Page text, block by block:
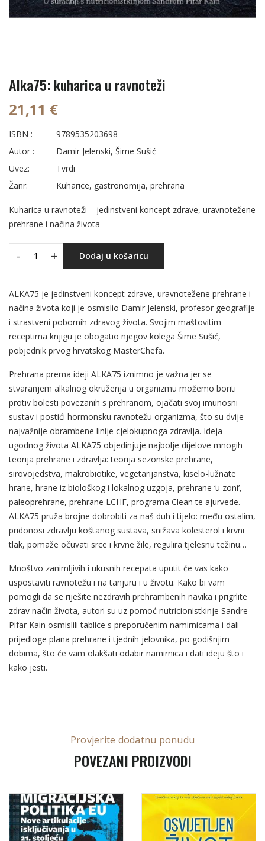
Alka75: kuharica u ravnoteži
21,11 €
ISBN :
9789535203698
Autor :
Damir Jelenski, Šime Sušić
Uvez:
Tvrdi
Žanr:
Kuharice, gastronomija, prehrana
Kuharica u ravnoteži – jedinstveni koncept zdrave, uravnotežene
prehrane i načina života
- + Dodaj u košaricu
ALKA75 je jedinstveni koncept zdrave, uravnotežene prehrane i
načina života koji je osmislio Damir Jelenski, profesor geografije
i strastveni pobornih zdravog života. Svojim maštovitim
receptima knjigu je obogatio njegov kolega Šime Sušić,
pobjednik prvog hrvatskog MasterChefa.
Prehrana prema ideji ALKA75 iznimno je važna jer se
stvaranjem alkalnog okruženja u organizmu možemo boriti
protiv bolesti povezanih s prehranom, ojačati svoj imunosni
sustav i postići hormonsku ravnotežu organizma, što su dvije
najvažnije obrambene linije cjelokupnoga zdravlja. Ideja
ugodnog života ALKA75 objedinjuje najbolje dijelove mnogih
teorija prehrane i zdravlja: teorija sezonske prehrane,
sirovojedstva, makrobiotike, vegetarijanstva, kiselo-lužnate
hrane, hrane iz biološkog i lokalnog uzgoja, prehrane ‘u zoni’,
paleoprehrane, prehrane LCHF, programa Clean te ajurvede.
ALKA75 pruža brojne dobrobiti za naš duh i tijelo: među ostalim,
pridonosi zdravlju koštanog sustava, snižava kolesterol i krvni
tlak, pomaže očuvati srce i krvne žile, regulira tjelesnu težinu…
Mnoštvo zanimljivih i ukusnih recepata uputit će vas kako
uspostaviti ravnotežu i na tanjuru i u životu. Kako bi vam
pomogli da se riješite nezdravih prehrambenih navika i prigrlite
zdrav način života, autori su uz pomoć nutricionistkinje Sandre
Pifar Kain osmislili tablice s preporučenim namirnicama i dali
prijedloge plana prehrane i tjednih jelovnika, po godišnjim
dobima, što će vam olakšati odabir namirnica i dati ideju što i
kako jesti.
Provjerite dodatnu ponudu
POVEZANI PROIZVODI